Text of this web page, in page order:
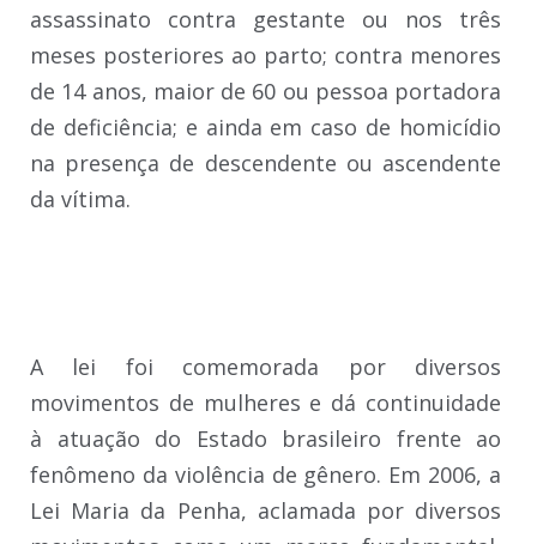
assassinato contra gestante ou nos três
meses posteriores ao parto; contra menores
de 14 anos, maior de 60 ou pessoa portadora
de deficiência; e ainda em caso de homicídio
na presença de descendente ou ascendente
da vítima.
A lei foi comemorada por diversos
movimentos de mulheres e dá continuidade
à atuação do Estado brasileiro frente ao
fenômeno da violência de gênero. Em 2006, a
Lei Maria da Penha, aclamada por diversos